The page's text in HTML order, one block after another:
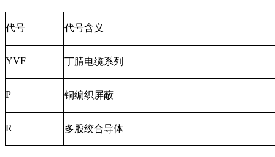
代号 代号含义
YVF 丁腈电缆系列
P 铜编织屏蔽
R 多股绞合导体